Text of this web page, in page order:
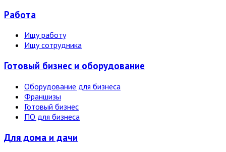
Работа
Ищу работу
Ищу сотрудника
Готовый бизнес и оборудование
Оборудование для бизнеса
Франшизы
Готовый бизнес
ПО для бизнеса
Для дома и дачи